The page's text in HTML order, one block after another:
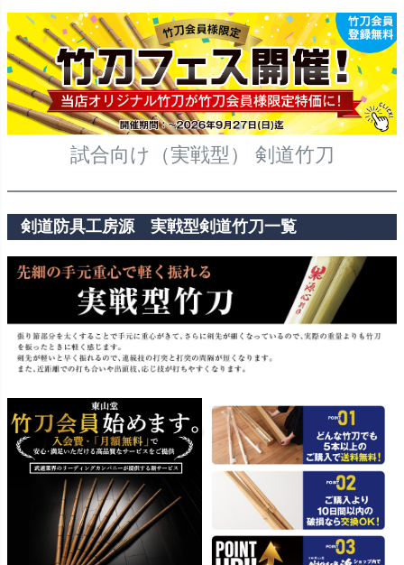
試合向け（実戦型） 剣道竹刀
剣道防具工房源 実戦型剣道竹刀一覧